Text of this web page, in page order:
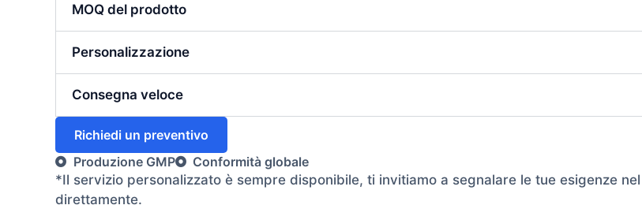
MOQ del prodotto
Personalizzazione
Consegna veloce
Richiedi un preventivo
Produzione GMP
Conformità globale
*Il servizio personalizzato è sempre disponibile, ti invitiamo a segnalare le tue esigenze
direttamente.